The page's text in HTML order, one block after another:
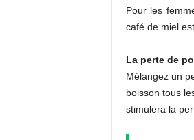
Pour les
café de miel
La perte de
Mélangez un
boisson tous
stimulera la